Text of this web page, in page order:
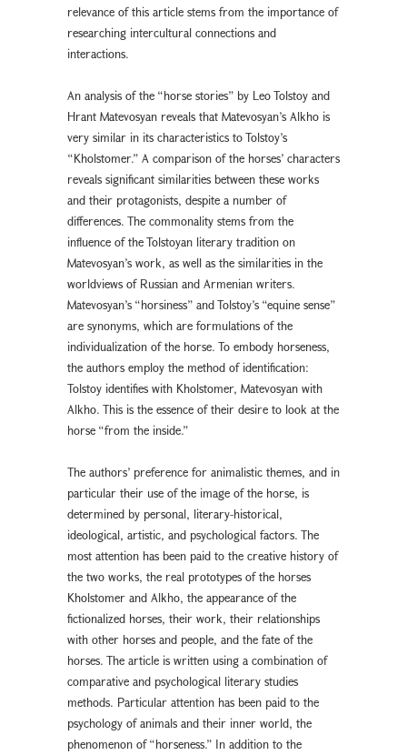
relevance of this article stems from the importance of
researching intercultural connections and
interactions.
An analysis of the “horse stories” by Leo Tolstoy and
Hrant Matevosyan reveals that Matevosyan’s Alkho is
very similar in its characteristics to Tolstoy’s
“Kholstomer.” A comparison of the horses’ characters
reveals significant similarities between these works
and their protagonists, despite a number of
differences. The commonality stems from the
influence of the Tolstoyan literary tradition on
Matevosyan’s work, as well as the similarities in the
worldviews of Russian and Armenian writers.
Matevosyan’s “horsiness” and Tolstoy’s “equine sense”
are synonyms, which are formulations of the
individualization of the horse. To embody horseness,
the authors employ the method of identification:
Tolstoy identifies with Kholstomer, Matevosyan with
Alkho. This is the essence of their desire to look at the
horse “from the inside.”
The authors’ preference for animalistic themes, and in
particular their use of the image of the horse, is
determined by personal, literary-historical,
ideological, artistic, and psychological factors. The
most attention has been paid to the creative history of
the two works, the real prototypes of the horses
Kholstomer and Alkho, the appearance of the
fictionalized horses, their work, their relationships
with other horses and people, and the fate of the
horses. The article is written using a combination of
comparative and psychological literary studies
methods. Particular attention has been paid to the
psychology of animals and their inner world, the
phenomenon of “horseness.” In addition to the